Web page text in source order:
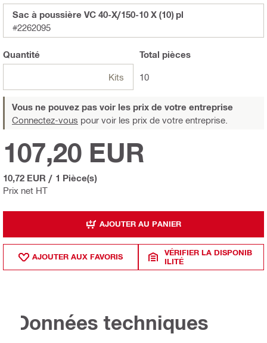
Sac à poussière VC 40-X/150-10 X (10) pl
#2262095
Quantité
Kits
Total pièces
10
Vous ne pouvez pas voir les prix de votre entreprise
Connectez-vous pour voir les prix de votre entreprise.
Prix net HT
107,20 EUR
10,72 EUR / 1 Pièce(s)
AJOUTER AU PANIER
AJOUTER AUX FAVORIS
VÉRIFIER LA DISPONIB
ILITÉ
Données techniques